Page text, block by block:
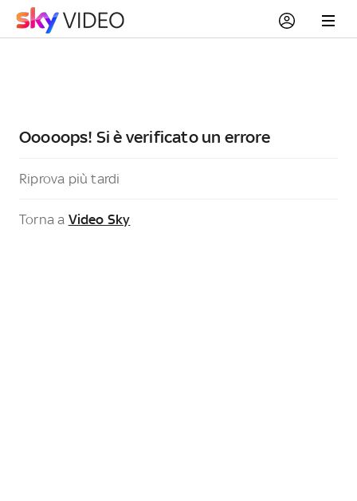
Ooooops! Si è verificato un errore
Riprova più tardi
Torna a Video Sky